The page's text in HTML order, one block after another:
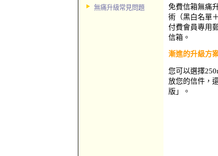
無痛升級常見問題
免費信箱無痛
術（黑白名單
付費會員專用
信箱。
漸進的升級方
您可以選擇
放您的信件，
版」。